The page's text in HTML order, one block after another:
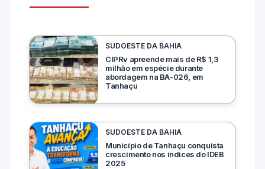
SUDOESTE DA BAHIA
CIPRv apreende mais de R$ 1,3
milhão em espécie durante
abordagem na BA-026, em
Tanhaçu
SUDOESTE DA BAHIA
Município de Tanhaçu conquista
crescimento nos índices do IDEB
2025